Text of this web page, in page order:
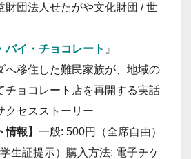
財団法人せたがや文化財団 / 世
バイ・チョコレート 』
移住した難民家族が、地域の
チョコレート店を再開する実話
クセスストーリー
情報】 一般: 500円（全席自由）
生証提示）購入方法: 電子チケ